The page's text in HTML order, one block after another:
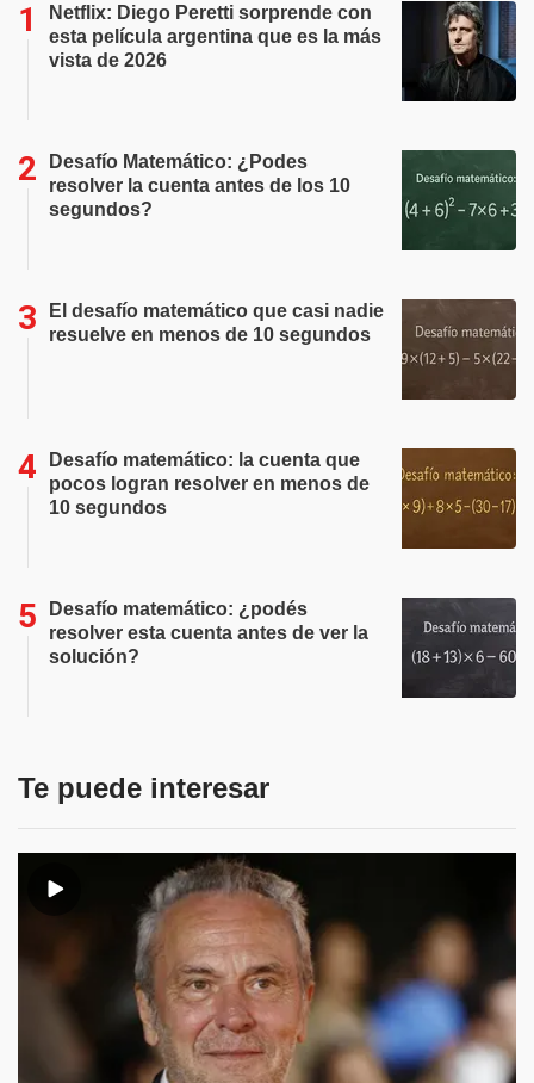
Netflix: Diego Peretti sorprende con
esta película argentina que es la más
vista de 2026
Desafío Matemático: ¿Podes
resolver la cuenta antes de los 10
segundos?
El desafío matemático que casi nadie
resuelve en menos de 10 segundos
Desafío matemático: la cuenta que
pocos logran resolver en menos de
10 segundos
Desafío matemático: ¿podés
resolver esta cuenta antes de ver la
solución?
Te puede interesar